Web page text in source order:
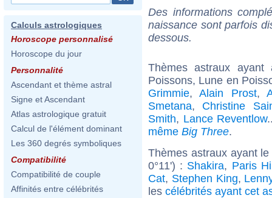
Calculs astrologiques
Horoscope personnalisé
Horoscope du jour
Personnalité
Ascendant et thème astral
Signe et Ascendant
Atlas astrologique gratuit
Calcul de l'élément dominant
Les 360 degrés symboliques
Compatibilité
Compatibilité de couple
Affinités entre célébrités
Des informations
naissance sont parfois
dessous.
Thèmes astraux
Poissons, Lune en
Grimmie,Alain Prost,
Smetana, Christine
Smith, Lance Reventlow
même Big Three.
Thèmes astraux ayant
0°11') : Shakira, Paris
Cat, Stephen King,
les célébrités ayant cet